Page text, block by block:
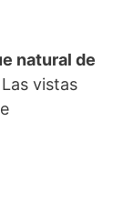
natural de
Las vistas